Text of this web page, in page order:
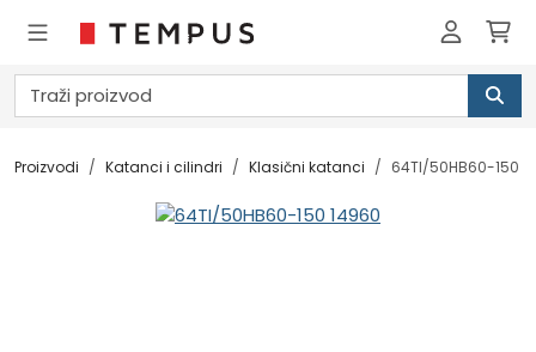
Proizvodi Katanci i cilindri Klasični katanci 64TI/50HB60-150